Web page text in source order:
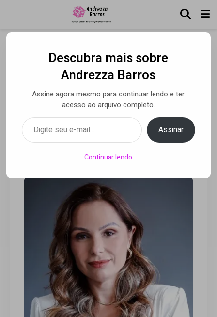
Grayce Lemmertz — A
força por trás da
experiência que eleva
marcas e pessoas
Por Alessandra Astolphi• 06 fev 2026
Descubra mais sobre
Andrezza Barros
Assine agora mesmo para continuar lendo e ter
acesso ao arquivo completo.
Digite seu e-mail…
Assinar
Continuar lendo